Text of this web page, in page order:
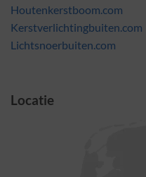
Houtenkerstboom.com
Kerstverlichtingbuiten.com
Lichtsnoerbuiten.com
Locatie